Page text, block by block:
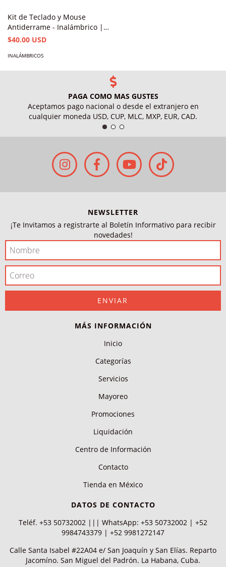
Kit de Teclado y Mouse
Antiderrame - Inalámbrico |
PERFECT CHOICE
$40.00 USD
INALÁMBRICOS
PAGA COMO MAS GUSTES
Aceptamos pago nacional o desde el extranjero en
cualquier moneda USD, CUP, MLC, MXP, EUR, CAD.
NEWSLETTER
¡Te Invitamos a registrarte al Boletín Informativo para recibir
novedades!
MÁS INFORMACIÓN
Inicio
Categorías
Servicios
Mayoreo
Promociones
Liquidación
Centro de Información
Contacto
Tienda en México
DATOS DE CONTACTO
Teléf. +53 50732002 ||| WhatsApp: +53 50732002 | +52
9984743379 | +52 9981272147
Calle Santa Isabel #22A04 e/ San Joaquín y San Elías. Reparto
Jacomíno. San Miguel del Padrón. La Habana, Cuba.